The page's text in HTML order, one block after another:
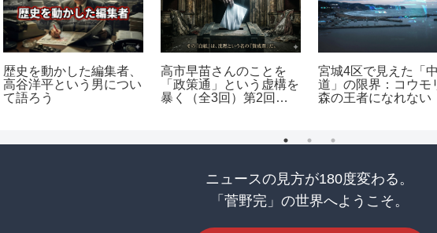
歴史を動かした編集者、
高谷洋平という男につい
て語ろう
高市早苗さんのことを
「政策通」という虚構を
暴く（全3回）第2回：
宮城4区で見えた「中
道」の限界：コウモ
森の王者になれない
ニュースの見方が180度変わる。
「菅野完」の世界へようこそ。